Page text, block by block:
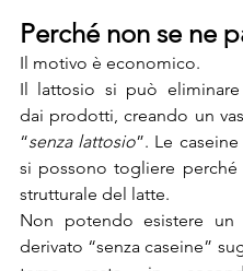
Perché non se ne
Il motivo è economico.
Il lattosio si può eliminare
dai prodotti, creando un
“senza lattosio”. Le
si possono togliere perché
strutturale del latte.
Non potendo esistere
derivato “senza caseine”